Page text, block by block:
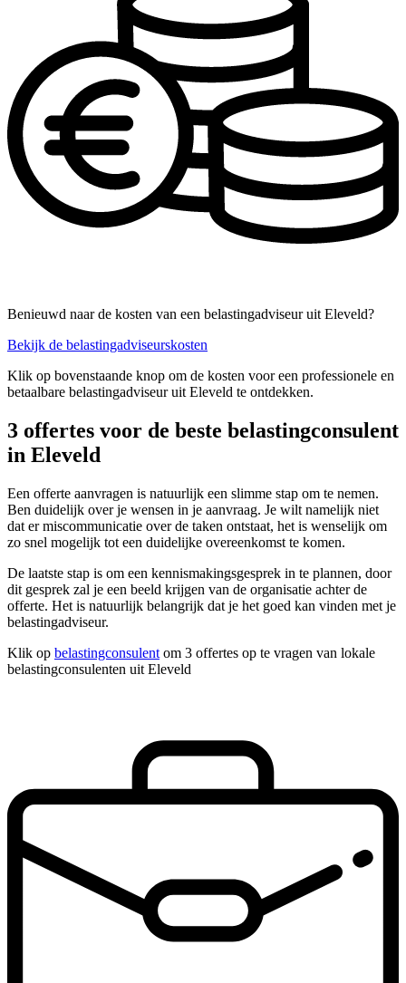
Benieuwd naar de kosten van een belastingadviseur uit Eleveld?
Bekijk de belastingadviseurskosten
Klik op bovenstaande knop om de kosten voor een professionele en
betaalbare belastingadviseur uit Eleveld te ontdekken.
3 offertes voor de beste belastingconsulent
in Eleveld
Een offerte aanvragen is natuurlijk een slimme stap om te nemen.
Ben duidelijk over je wensen in je aanvraag. Je wilt namelijk niet
dat er miscommunicatie over de taken ontstaat, het is wenselijk om
zo snel mogelijk tot een duidelijke overeenkomst te komen.
De laatste stap is om een kennismakingsgesprek in te plannen, door
dit gesprek zal je een beeld krijgen van de organisatie achter de
offerte. Het is natuurlijk belangrijk dat je het goed kan vinden met je
belastingadviseur.
Klik op belastingconsulent om 3 offertes op te vragen van lokale
belastingconsulenten uit Eleveld